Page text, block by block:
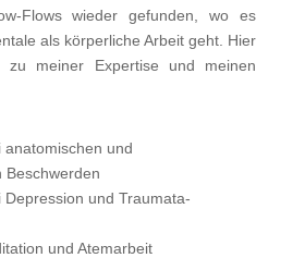
Flows wieder gefunden, wo es
als körperliche Arbeit geht. Hier
zu meiner Expertise und meinen
und
Beschwerden
und Traumata-
und Atemarbeit